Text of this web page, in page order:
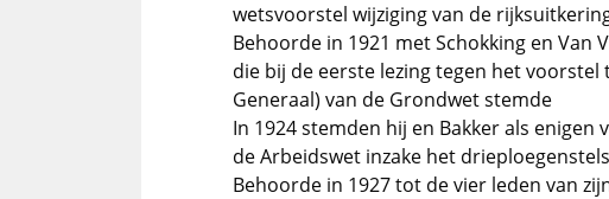
wetsvoorstel wijziging van de
Behoorde in 1921 met Schokking en
die bij de eerste lezing tegen het
Generaal) van de Grondwet stemde
In 1924 stemden hij en Bakker als
de Arbeidswet inzake het
Behoorde in 1927 tot de vier leden van